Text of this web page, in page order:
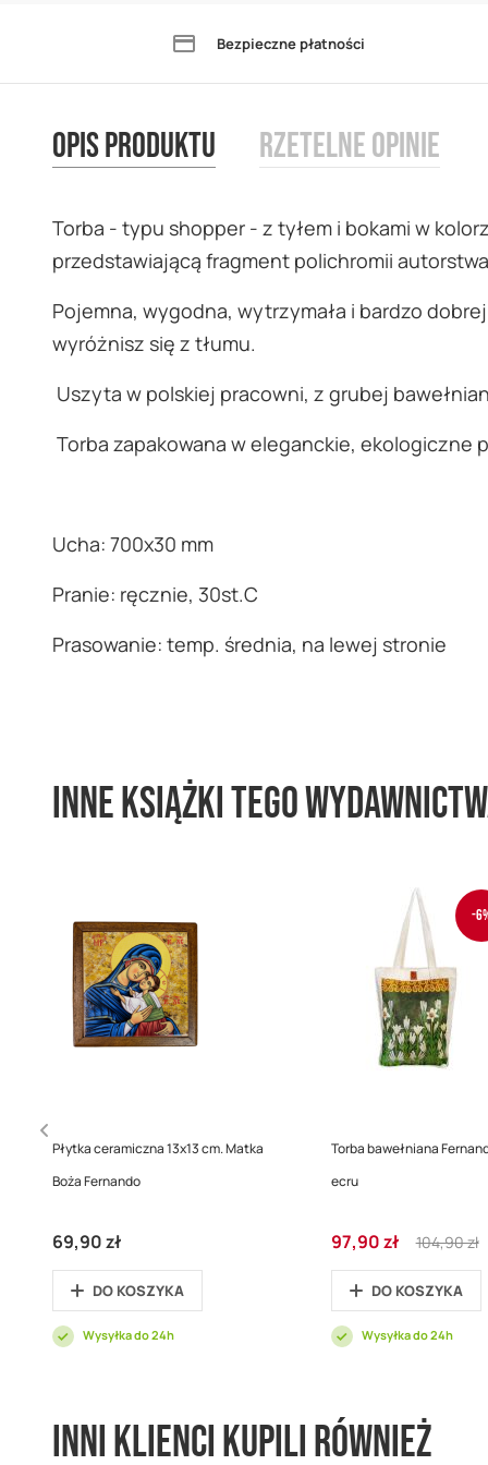
of
images
Bezpieczne płatności
Opis produktu
Torba - typu shopper - z tyłem i bokami w
przedstawiającą fragment polichromii
Pojemna, wygodna, wytrzymała i bardzo
wyróżnisz się z tłumu.
Uszyta w polskiej pracowni, z grubej
Torba zapakowana w eleganckie, ekologiczne
Ucha: 700x30 mm
Pranie: ręcznie, 30st.C
Prasowanie: temp. średnia, na lewej stronie
Rzetelne opinie
Inne książki tego
Płytka ceramiczna 13x13 cm. Matka
Boża Fernando
69,90 zł
DO KOSZYKA
Wysyłka do 24h
-
Torba bawełniana
ecru
Cena
promocyjna
97,90 zł
Regular
Price
104,90 zł
DO KOSZYKA
Wysyłka do 24h
Inni klienci kupili również